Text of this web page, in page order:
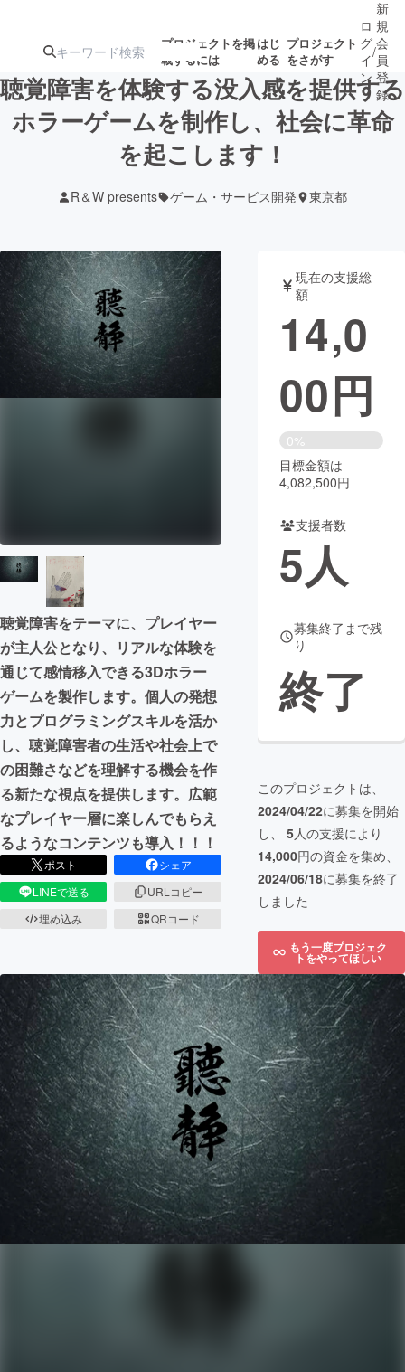
プロジェクトを掲
載するには
はじ
める
プロジェクト
をさがす
注目のリ 注目の新着プロ
ジェクト
募集終了が近いプ
ロジェクト
テクノロジー・ガジェット
映像・映画 書籍・雑誌
ビジネス・起業 チャレンジ
CAMPFIRE Creation
コミュニティ
ロ
グ
イ
ン
/
新
規
会
員
登
録
聴覚障害を体験する没入感を提供する
ホラーゲームを制作し、社会に革命
を起こします！
R＆W presents ゲーム・サービス開発 東京都
聴覚障害をテーマに、プレイヤー
が主人公となり、リアルな体験を
通じて感情移入できる3Dホラー
ゲームを製作します。個人の発想
力とプログラミングスキルを活か
し、聴覚障害者の生活や社会上で
の困難さなどを理解する機会を作
る新たな視点を提供します。広範
なプレイヤー層に楽しんでもらえ
るようなコンテンツも導入！！！
ポスト
シェア
LINEで送る
URLコピー
埋め込み
QRコード
現在の支援総
額
14,0
00円
0%
目標金額は
4,082,500円
支援者数
5人
募集終了まで残
り
終了
このプロジェクトは、
2024/04/22に募集を開始
し、 5人の支援により
14,000円の資金を集め、
2024/06/18に募集を終了
しました
もう一度プロジェク
トをやってほしい